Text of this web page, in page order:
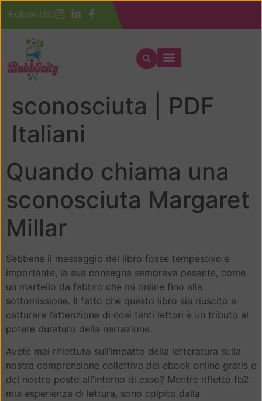
Follow Us:
Quando chiama una
sconosciuta | PDF
Italiani
Quando chiama una
sconosciuta Margaret
Millar
Sebbene il messaggio del libro fosse tempestivo e
importante, la sua consegna sembrava pesante, come
un martello da fabbro che mi online fino alla
sottomissione. Il fatto che questo libro sia riuscito a
catturare l’attenzione di così tanti lettori è un tributo al
potere duraturo della narrazione.
Avete mai riflettuto sull’impatto della letteratura sulla
nostra comprensione collettiva del ebook online gratis e
del nostro posto all’interno di esso? Mentre rifletto fb2
mia esperienza di lettura, sono colpito dalla